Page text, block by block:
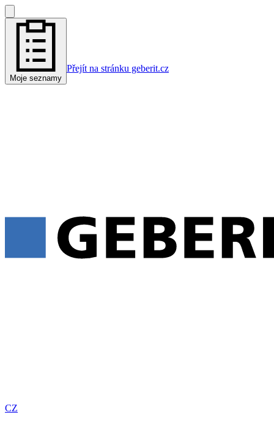
Moje seznamy
Přejít na stránku geberit.cz
CZ